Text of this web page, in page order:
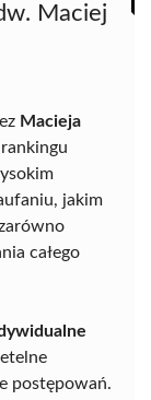
Maciej
Macieja
jakim
całego
postępowań.